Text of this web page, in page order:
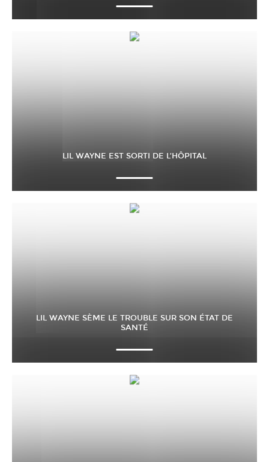
LIL WAYNE EST SORTI DE L’HÔPITAL
LIL WAYNE SÈME LE TROUBLE SUR SON ÉTAT DE
SANTÉ